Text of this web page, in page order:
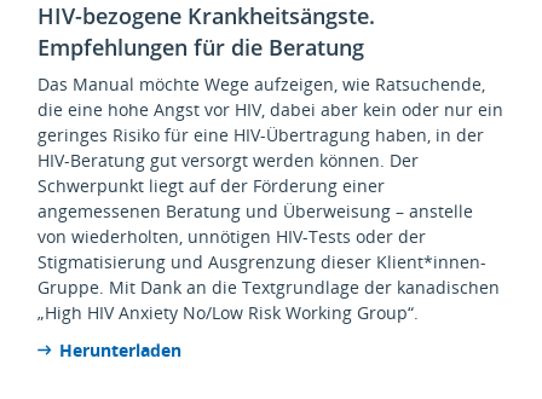
HIV-bezogene Krankheitsängste.
Empfehlungen für die Beratung
Das Manual möchte Wege aufzeigen, wie Ratsuchende,
die eine hohe Angst vor HIV, dabei aber kein oder nur ein
geringes Risiko für eine HIV-Übertragung haben, in der
HIV-Beratung gut versorgt werden können. Der
Schwerpunkt liegt auf der Förderung einer
angemessenen Beratung und Überweisung – anstelle
von wiederholten, unnötigen HIV-Tests oder der
Stigmatisierung und Ausgrenzung dieser Klient*innen-
Gruppe. Mit Dank an die Textgrundlage der kanadischen
„High HIV Anxiety No/Low Risk Working Group“.
Herunterladen